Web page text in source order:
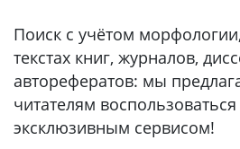
Поиск с учётом
текстах книг, журналов,
авторефератов: мы
читателям
эксклюзивным сервисом!